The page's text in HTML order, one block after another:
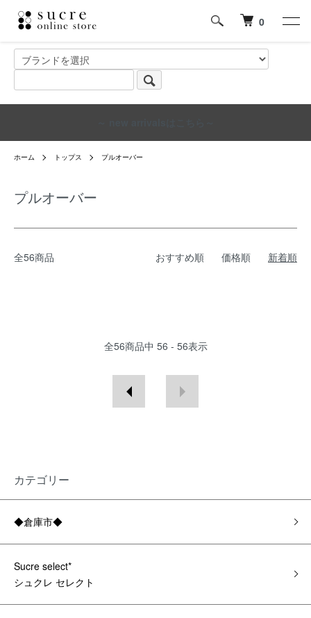
0
ホーム トップス プルオーバー
プルオーバー
全56商品 おすすめ順 価格順 新着順
全56商品中 56 - 56表示
カテゴリー
◆倉庫市◆
Sucre select*
シュクレ セレクト